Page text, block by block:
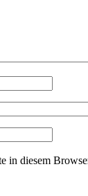
in diesem